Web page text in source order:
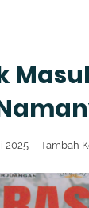
2025 Tambah